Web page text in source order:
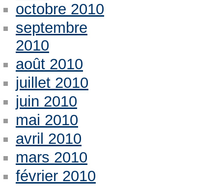
octobre 2010
septembre
2010
août 2010
juillet 2010
juin 2010
mai 2010
avril 2010
mars 2010
février 2010